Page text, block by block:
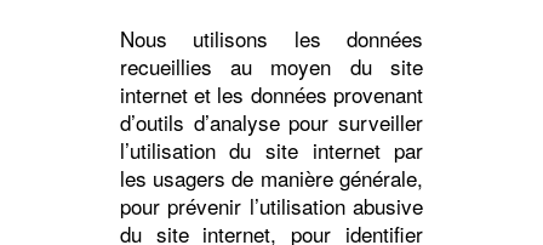
Nous utilisons les données
recueillies au moyen du site
internet et les données provenant
d’outils d’analyse pour surveiller
l’utilisation du site internet par
les usagers de manière générale,
pour prévenir l’utilisation abusive
du site internet, pour identifier